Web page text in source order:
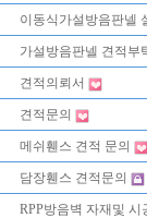
이동식가설방음판넬
가설방음판넬 견적
견적의뢰서
견적문의
메쉬휀스 견적 문의
담장휀스 견적문의
RPP방음벽 자재및 시